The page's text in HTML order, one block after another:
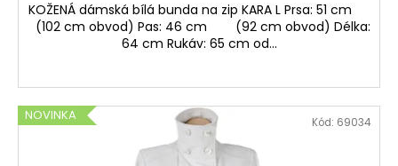
KOŽENÁ dámská bílá bunda na zip KARA L Prsa: 51 cm
(102 cm obvod) Pas: 46 cm (92 cm obvod) Délka:
64 cm Rukáv: 65 cm od...
NOVINKA Kód: 69034